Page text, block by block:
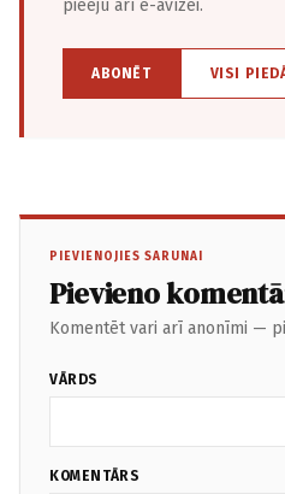
pieeju arī e-avīzei.
ABONĒT VISI
PIEVIENOJIES SARUNAI
Pievieno
Komentēt vari arī anonīmi —
VĀRDS
KOMENTĀRS